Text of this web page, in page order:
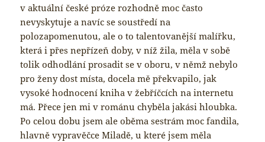
v aktuální české próze rozhodně moc často
nevyskytuje a navíc se soustředí na
polozapomenutou, ale o to talentovanější malířku,
která i přes nepřízeň doby, v níž žila, měla v sobě
tolik odhodlání prosadit se v oboru, v němž nebylo
pro ženy dost místa, docela mě překvapilo, jak
vysoké hodnocení kniha v žebříčcích na internetu
má. Přece jen mi v románu chyběla jakási hloubka.
Po celou dobu jsem ale oběma sestrám moc fandila,
hlavně vypravěčce Miladě, u které jsem měla